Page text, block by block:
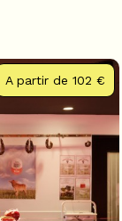
A partir de 102 €